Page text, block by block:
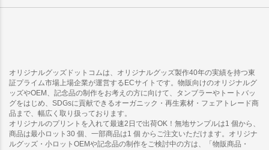
オリジナルグッズドットコムは、オリジナルグッズ製作40年の実績を持つ東
証プライム市場上場企業が運営するECサイトです。物販向けのオリジナルグ
ッズやOEM、記念品の制作をお考えの方に向けて、タンブラーやトートバッ
グをはじめ、SDGsに貢献できるオーガニック・再生素材・フェアトレード商
品まで、幅広く取り扱っております。
オリジナルのプリントを入れて最速2日で出荷OK！無地サンプルは1 個から、
商品は最小ロット30 個、一部商品は1 個 からご注文いただけます。オリジナ
ルグッズ・小ロットOEMや記念品の制作をご検討中の方は、「物販商品・